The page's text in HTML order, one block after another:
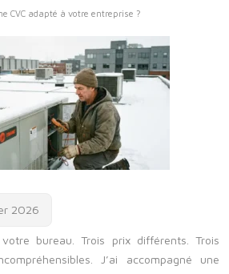
CVC adapté à votre entreprise ?
2026
bureau. Trois prix différents. Trois
J’ai accompagné une